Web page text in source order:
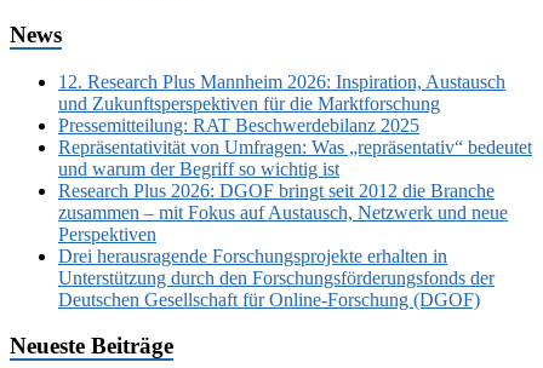
News
12. Research Plus Mannheim 2026: Inspiration, Austausch
und Zukunftsperspektiven für die Marktforschung
Pressemitteilung: RAT Beschwerdebilanz 2025
Repräsentativität von Umfragen: Was „repräsentativ“ bedeutet
und warum der Begriff so wichtig ist
Research Plus 2026: DGOF bringt seit 2012 die Branche
zusammen – mit Fokus auf Austausch, Netzwerk und neue
Perspektiven
Drei herausragende Forschungsprojekte erhalten in
Unterstützung durch den Forschungsförderungsfonds der
Deutschen Gesellschaft für Online-Forschung (DGOF)
Neueste Beiträge